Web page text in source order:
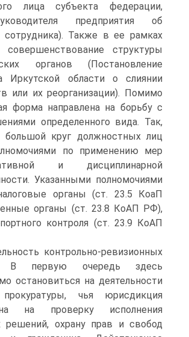
лица субъекта федерации,
предприятия об
со­трудника). Также в ее рамках
совершенствование структуры
органов (Постановление
Иркутской области о слиянии
или их реорганиза­ции). Помимо
форма направлена на борьбу с
определенного вида. Так,
большой круг должностных лиц
по применению мер
и дисциплинарной
Указан­ными полномочиями
органы (ст. 23.5 КоаП
органы (ст. 23.8 КоАП РФ),
контроля (ст. 23.9 КоАП
контрольно-ревизионных
В первую очередь здесь
остановиться на деятельности
чья юрисдикция
на проверку исполне­ния
решений, охрану прав и свобод